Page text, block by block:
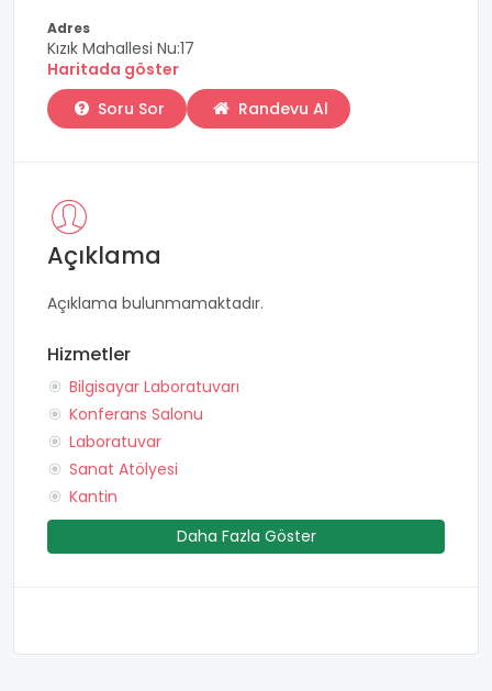
Adres
Kızık Mahallesi Nu:17
Haritada göster
Soru Sor
Randevu Al
Açıklama
Açıklama bulunmamaktadır.
Hizmetler
Bilgisayar Laboratuvarı
Konferans Salonu
Laboratuvar
Sanat Atölyesi
Kantin
Daha Fazla Göster